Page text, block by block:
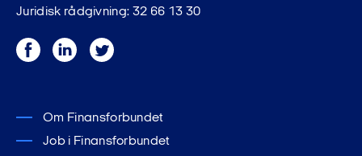
Juridisk rådgivning: 32 66 13 30
FacebookLinkedInTwitter
Om Finansforbundet
Job i Finansforbundet